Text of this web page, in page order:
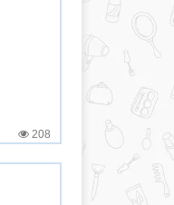
208